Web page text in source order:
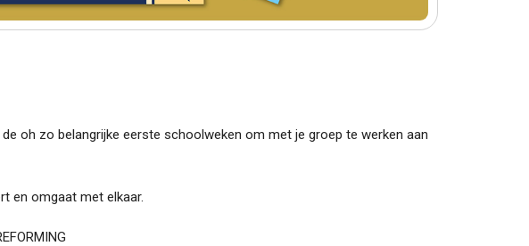
oh zo belangrijke eerste schoolweken om met je groep te werken aan
en omgaat met elkaar.